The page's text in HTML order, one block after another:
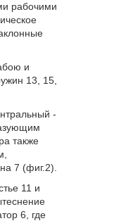
рабочими
и
13, 15,
-
также
7 (фиг.2).
11 и
6, где